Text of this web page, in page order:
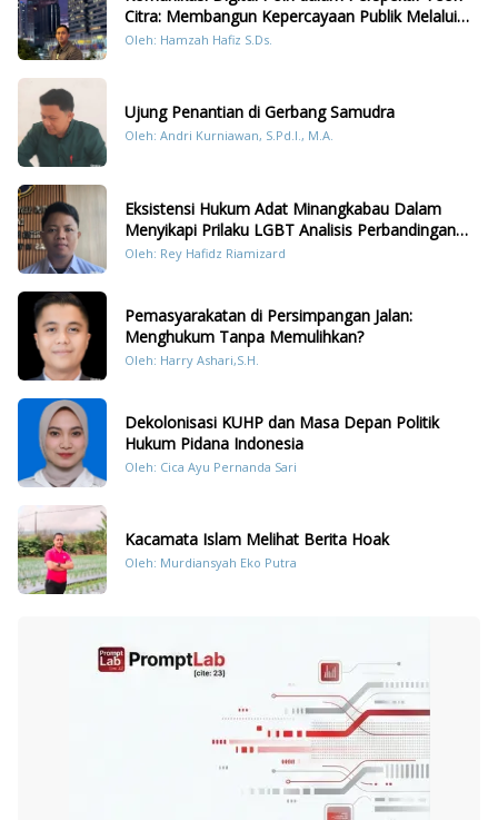
Citra: Membangun Kepercayaan Publik Melalui
Konten Humanis Kesiapsiagaan Bencana di
Oleh: Hamzah Hafiz S.Ds.
Ujung Penantian di Gerbang Samudra
Oleh: Andri Kurniawan, S.Pd.I., M.A.
Eksistensi Hukum Adat Minangkabau Dalam
Menyikapi Prilaku LGBT Analisis Perbandingan
Dengan Hukum Pidana
Oleh: Rey Hafidz Riamizard
Pemasyarakatan di Persimpangan Jalan:
Menghukum Tanpa Memulihkan?
Oleh: Harry Ashari,S.H.
Dekolonisasi KUHP dan Masa Depan Politik
Hukum Pidana Indonesia
Oleh: Cica Ayu Pernanda Sari
Kacamata Islam Melihat Berita Hoak
Oleh: Murdiansyah Eko Putra